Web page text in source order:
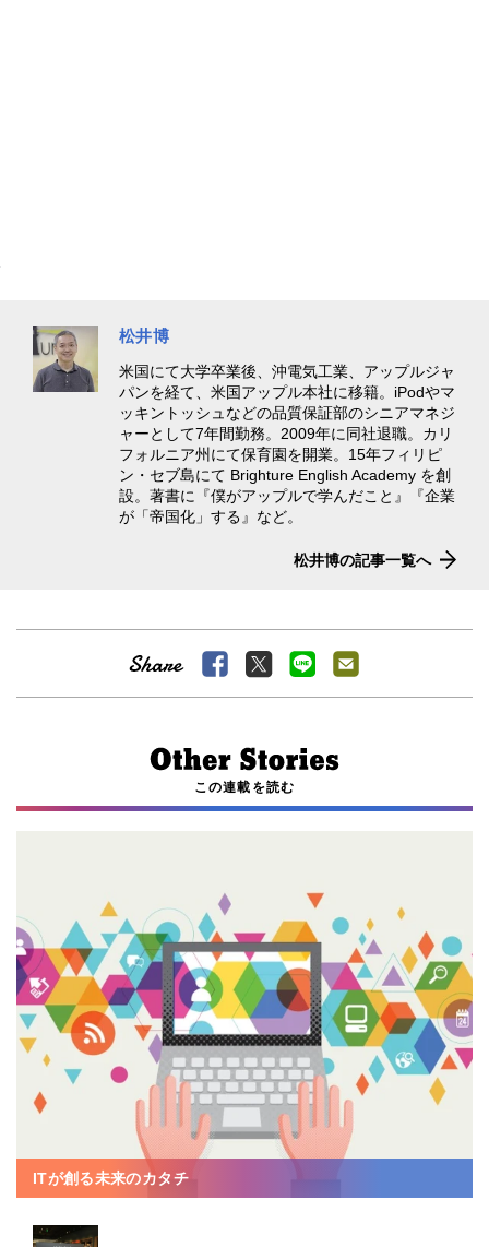
松井博
米国にて大学卒業後、沖電気工業、アップルジャ
パンを経て、米国アップル本社に移籍。iPodやマ
ッキントッシュなどの品質保証部のシニアマネジ
ャーとして7年間勤務。2009年に同社退職。カリ
フォルニア州にて保育園を開業。15年フィリピ
ン・セブ島にて Brighture English Academy を創
設。著書に『僕がアップルで学んだこと』『企業
が「帝国化」する』など。
松井博の記事一覧へ
この連載を読む
ITが創る未来のカタチ